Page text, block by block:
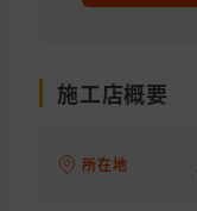
施工店概要
所在地